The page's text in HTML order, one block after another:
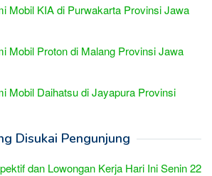
Mobil KIA di Purwakarta Provinsi Jawa
Mobil Proton di Malang Provinsi Jawa
Mobil Daihatsu di Jayapura Provinsi
Disukai Pengunjung
dan Lowongan Kerja Hari Ini Senin 22